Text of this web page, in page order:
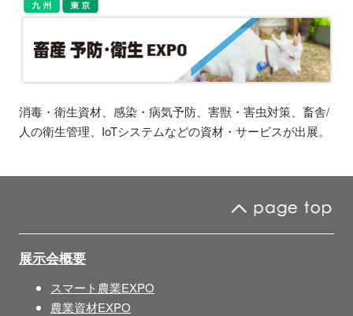
消毒・衛生資材、感染・病気予防、害獣・害虫対策、畜舎/
人の衛生管理、IoTシステムなどの資材・サービスが出展。
展示会概要
スマート農業EXPO
農業資材EXPO